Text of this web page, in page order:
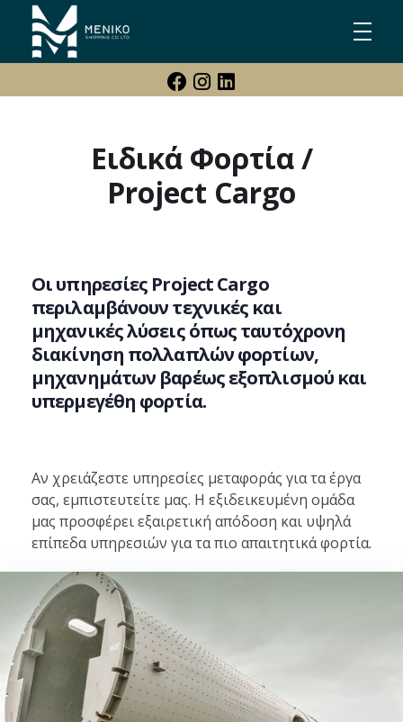
Meniko Shipping Co Ltd
Shipping, Maritime & Freight Forwarding company
Ειδικά Φορτία /
Project Cargo
Οι υπηρεσίες Project Cargo
περιλαμβάνουν τεχνικές και
μηχανικές λύσεις όπως ταυτόχρονη
διακίνηση πολλαπλών φορτίων,
μηχανημάτων βαρέως εξοπλισμού και
υπερμεγέθη φορτία.
Αν χρειάζεστε υπηρεσίες μεταφοράς για τα έργα
σας, εμπιστευτείτε μας. Η εξιδεικευμένη ομάδα
μας προσφέρει εξαιρετική απόδοση και υψηλά
επίπεδα υπηρεσιών για τα πιο απαιτητικά φορτία.